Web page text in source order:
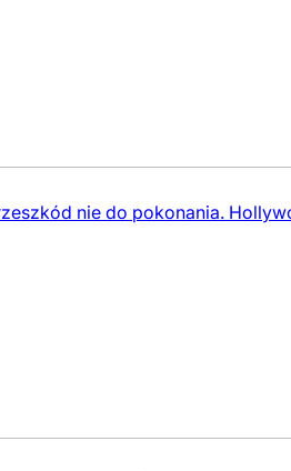
nie do pokonania.